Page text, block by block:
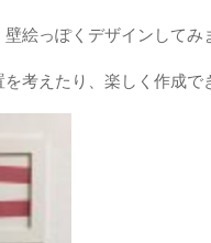
絵っぽくデザインしてみ
考えたり、楽しく作成で